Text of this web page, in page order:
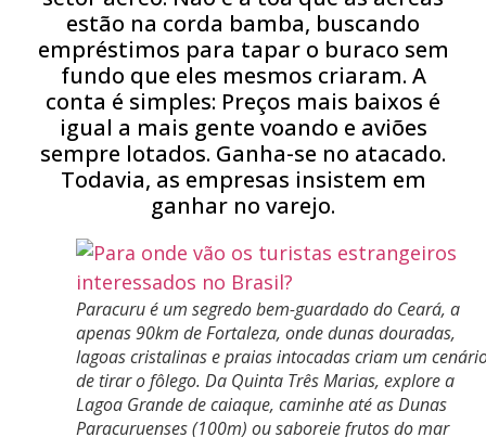
estão na corda bamba, buscando
empréstimos para tapar o buraco sem
fundo que eles mesmos criaram. A
conta é simples: Preços mais baixos é
igual a mais gente voando e aviões
sempre lotados. Ganha-se no atacado.
Todavia, as empresas insistem em
ganhar no varejo.
Paracuru é um segredo bem-guardado do Ceará, a
apenas 90km de Fortaleza, onde dunas douradas,
lagoas cristalinas e praias intocadas criam um
de tirar o fôlego. Da Quinta Três Marias, explore a
Lagoa Grande de caiaque, caminhe até as Dunas
Paracuruenses (100m) ou saboreie frutos do mar